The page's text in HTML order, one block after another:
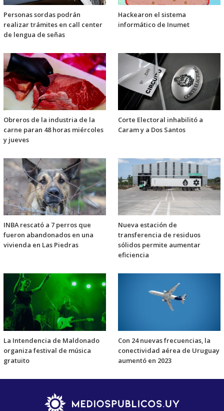
Personas sordas podrán
realizar trámites en call center
de lengua de señas
Hackearon el sistema
informático de Inumet
Obreros de la industria de la
carne paran 48 horas miércoles
y jueves
Corte Electoral inhabilitó a
Caram y a Dos Santos
INBA rescató a 7 perros que
fueron abandonados en una
vivienda en Las Piedras
Nueva estación de
transferencia de residuos
sólidos permite aumentar
eficiencia
La Intendencia de Maldonado
organiza festival de música
gratuito
Con 24 nuevas frecuencias, la
conectividad aérea de Uruguay
aumentó en 2023